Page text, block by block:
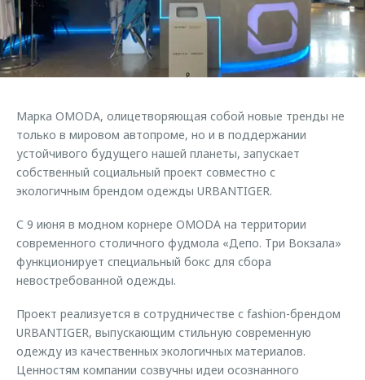
Страхование
Кредитный калькулятор
Аксессуары
Оригинальные аксессуары
Запчасти
Трейд-ин
Руководства по эксплуатации
Клиентская поддержка
O&J Автоклуб
Приложение O&J
Аксессуары
Одежда и сувениры
Запчасти
Обратная связь
Марка OMODA, олицетворяющая собой новые тренды не
только в мировом автопроме, но и в поддержании
устойчивого будущего нашей планеты, запускает
собственный социальный проект совместно с
экологичным брендом одежды URBANTIGER.
С 9 июня в модном корнере OMODA на территории
современного столичного фудмола «Депо. Три Вокзала»
функционирует специальный бокс для сбора
невостребованной одежды.
Проект реализуется в сотрудничестве с fashion-брендом
URBANTIGER, выпускающим стильную современную
одежду из качественных экологичных материалов.
Ценностям компании созвучны идеи осознанного